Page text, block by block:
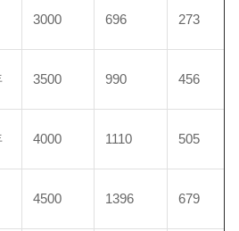
3000 696 273
3500 990 456
4000 1110 505
4500 1396 679